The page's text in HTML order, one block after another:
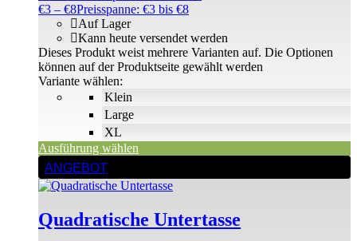
€3 – €8Preisspanne: €3 bis €8
Klein
Large
XL
Auf Lager
Kann heute versendet werden
Variante wählen:
Ausführung wählen
Dieses Produkt weist mehrere Varianten auf. Die Optionen
können auf der Produktseite gewählt werden
ANGEBOT
Quadratische Untertasse